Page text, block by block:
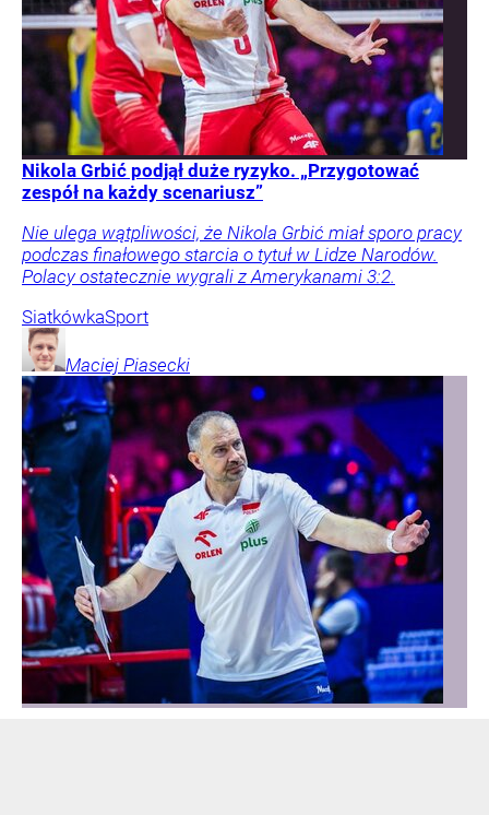
Nikola Grbić podjął duże ryzyko. „Przygotować
zespół na każdy scenariusz”
Nie ulega wątpliwości, że Nikola Grbić miał sporo pracy
podczas finałowego starcia o tytuł w Lidze Narodów.
Polacy ostatecznie wygrali z Amerykanami 3:2.
SiatkówkaSport
Maciej Piasecki